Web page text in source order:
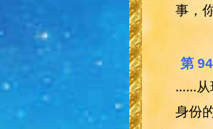
事，
第
……从
身份